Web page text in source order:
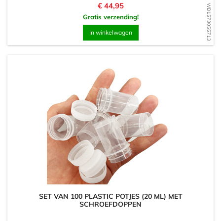
WD1573055713
Prijs
€ 44,95
Gratis verzending!
In winkelwagen
SET VAN 100 PLASTIC POTJES (20 ML) MET
SCHROEFDOPPEN